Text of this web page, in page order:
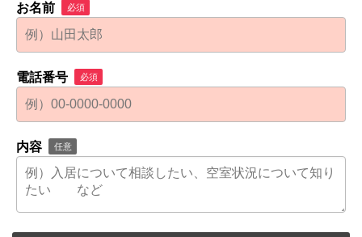
お名前 必須
電話番号 必須
内容 任意